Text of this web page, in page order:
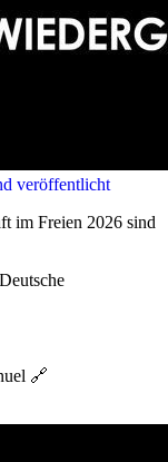
veröffentlicht
im Freien 2026 sind
🔗